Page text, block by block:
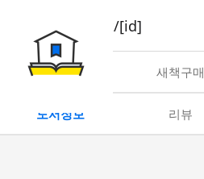
book/rent/[id]
대여 새책구매
도서정보 리뷰